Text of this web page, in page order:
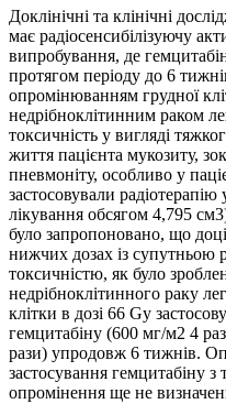
Доклінічні та клінічні
має радіосенсибілізуючу
випробування, де
протягом періоду до 6
опромінюванням грудної
недрібноклітинним раком
токсичність у вигляді
життя пацієнта мукозиту,
пневмоніту, особливо у
застосовували
лікування обсягом 4,795
було запропоновано, що
нижчих дозах із супутньою
токсичністю, як було
недрібноклітинного раку
клітки в дозі 66 Gy
гемцитабіну (600 мг/м2 4
рази) упродовж 6 тижнів.
застосування гемцитабіну
опромінення ще не